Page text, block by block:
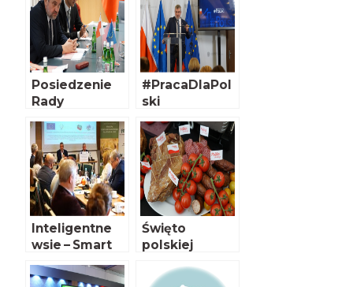
Posiedzenie
Rady
Ministrów
rolnictwa
państw UE w
Brukseli
#PracaDlaPol
ski
Inteligentne
wsie – Smart
Villages
Święto
polskiej
Służewcu